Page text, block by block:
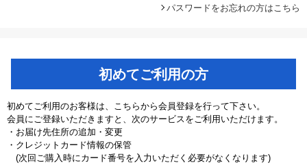
パスワードをお忘れの方はこちら
初めてご利用の方
初めてご利用のお客様は、こちらから会員登録を行って下さい。
会員にご登録いただきますと、次のサービスをご利用いただけます。
・お届け先住所の追加・変更
・クレジットカード情報の保管
(次回ご購入時にカード番号を入力いただく必要がなくなります)